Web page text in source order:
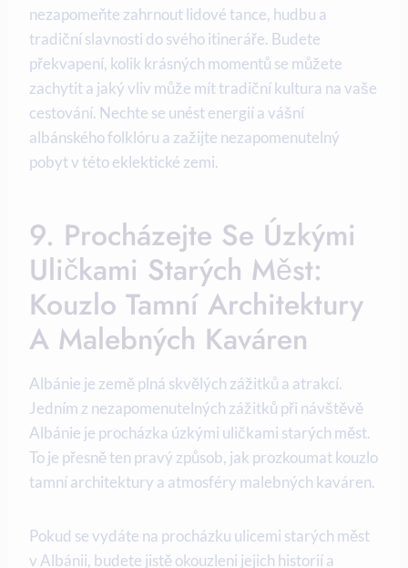
nezapomeňte ⁣zahrnout lidové ‌tance, ​hudbu a​
tradiční slavnosti⁢ do svého itineráře. Budete
překvapení, kolik ‌krásných momentů se ⁢můžete
zachytit a jaký vliv může mít tradiční⁣ kultura na vaše
cestování. Nechte se unést energií a vášní
‍albánského folklóru a ⁣zažijte nezapomenutelný
pobyt v této eklektické zemi.
9. Procházejte⁢ Se Úzkými
Uličkami Starých Měst:
Kouzlo ‍tamní Architektury
A Malebných Kaváren
Albánie je země plná skvělých zážitků a atrakcí.
Jedním z nezapomenutelných zážitků při návštěvě
Albánie​ je procházka úzkými⁣ uličkami starých měst.
To je přesně ten pravý způsob, jak ⁤prozkoumat kouzlo
tamní architektury a atmosféry ‍malebných kaváren.
Pokud‌ se vydáte na procházku ulicemi starých měst
v Albánii,⁤ budete​ jistě okouzleni jejich historií⁣ a